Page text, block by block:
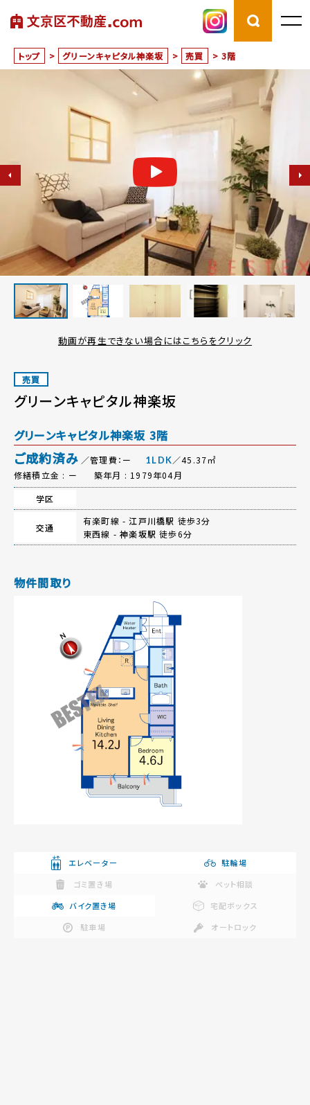
トップ > グリーンキャピタル神楽坂 > 売買 > 3階
動画が再生できない場合にはこちらをクリック
売買
グリーンキャピタル神楽坂
グリーンキャピタル神楽坂 3階
ご成約済み ／管理費：ー 1LDK／45.37㎡
修繕積立金 : ー
築年月 : 1979年04月
学区
交通
有楽町線 -江戸川橋駅 徒歩3分
東西線 -神楽坂駅 徒歩6分
物件間取り
エレベーター
駐輪場
ゴミ置き場
ペット相談
バイク置き場
宅配ボックス
駐車場
オートロック